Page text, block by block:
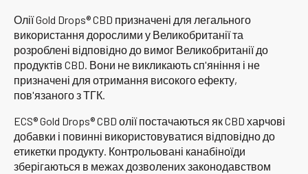
Олії Gold Drops® CBD призначені для легального
використання дорослими у Великобританії та
розроблені відповідно до вимог Великобританії до
продуктів CBD. Вони не викликають сп'яніння і не
призначені для отримання високого ефекту,
пов'язаного з ТГК.
ECS® Gold Drops® CBD олії постачаються як CBD харчові
добавки і повинні використовуватися відповідно до
етикетки продукту. Контрольовані канабіноїди
зберігаються в межах дозволених законодавством